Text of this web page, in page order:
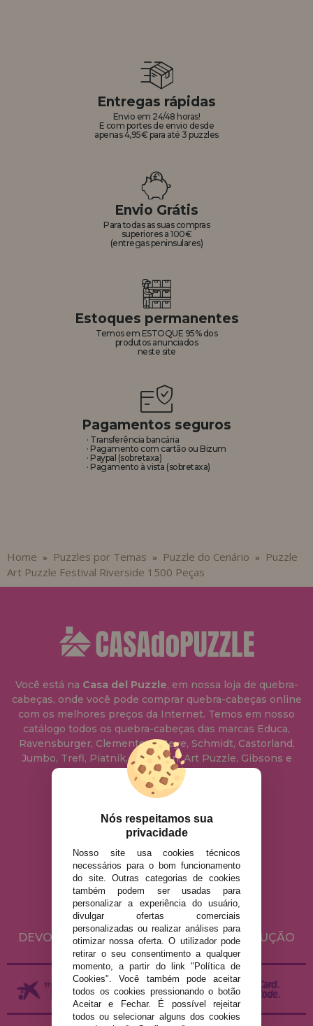
Entregas rápidas
Envio em 24/48 horas!
E com portes de envio desde
apenas 4,95€ para até 3 puzzles
Envio Grátis
Para todas as suas compras
superiores a 100€
(entregas peninsulares)
Estoques permanentes
Temos em ESTOQUE 95% dos
produtos anunciados
neste site
Pagamentos seguros
· Transferência bancária
· Pagamento com cartão ou Bizum
· Paypal (sobretaxa)
· Pagamento à vista (sobretaxa)
Home » Puzzles por Temas » Puzzle do Cenário »
Puzzle
Art Puzzle Festival Riverside 1500 Peças
Você está na Casa del Puzzle, em nossa loja de quebra-
cabeças, onde você pode comprar quebra-cabeças online
com os melhores preços da Internet. Temos em nosso
catálogo todos os quebra-cabeças das marcas Educa,
Ravensburger, Clementoni, Heye, Schmidt, Castorland,
Jumbo, Trefl, Piatnik, Anatolian, Art Puzzle, Gibsons e
muito mais.
info@casadopuzzle.pt
AVISO LEGAL
POLÍTICA DE PRIVACIDADE
POLÍTICA DE COOKIES
ENVIO E DEVOLUÇÕES
DEVOLUÇÕES / DIREITO DE LIVRE RESOLUÇÃO
Nós respeitamos sua
privacidade
Nosso site usa cookies técnicos
necessários para o bom funcionamento
do site. Outras categorias de cookies
também podem ser usadas para
personalizar a experiência do usuário,
divulgar ofertas comerciais
personalizadas ou realizar análises para
otimizar nossa oferta. O utilizador pode
retirar o seu consentimento a qualquer
momento, a partir do link "Política de
Cookies". Você também pode aceitar
todos os cookies pressionando o botão
Aceitar e Fechar. É possível rejeitar
todos ou selecionar alguns dos cookies